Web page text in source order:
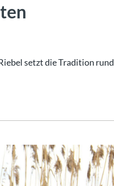
setzt die Tradition rund